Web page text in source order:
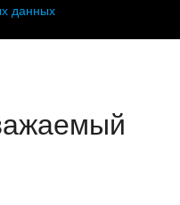
данных